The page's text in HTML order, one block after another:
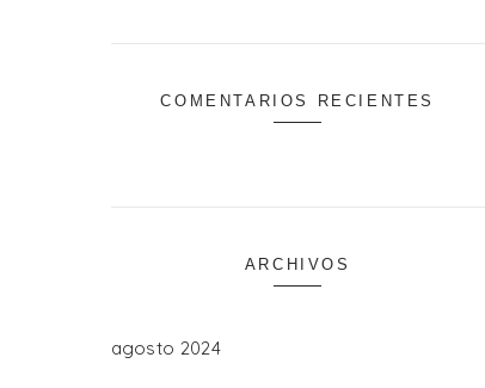
COMENTARIOS RECIENTES
ARCHIVOS
agosto 2024